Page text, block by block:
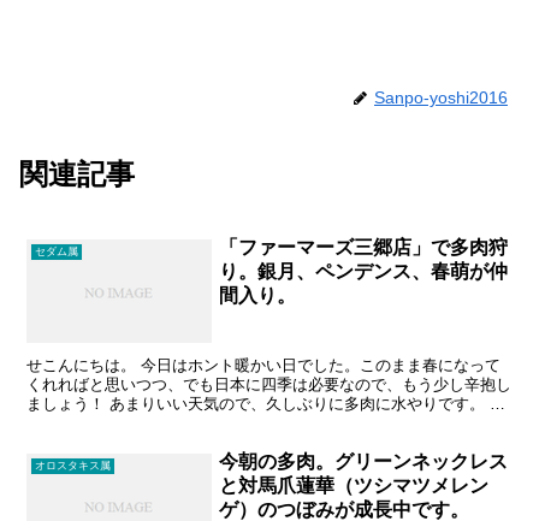
Sanpo-yoshi2016
関連記事
セダム属
「ファーマーズ三郷店」で多肉狩
り。銀月、ペンデンス、春萌が仲
間入り。
せこんにちは。 今日はホント暖かい日でした。このまま春になって
くれればと思いつつ、でも日本に四季は必要なので、もう少し辛抱し
ましょう！ あまりいい天気ので、久しぶりに多肉に水やりです。 水
オロスタキス属
今朝の多肉。グリーンネックレス
と対馬爪蓮華（ツシマツメレン
ゲ）のつぼみが成長中です。